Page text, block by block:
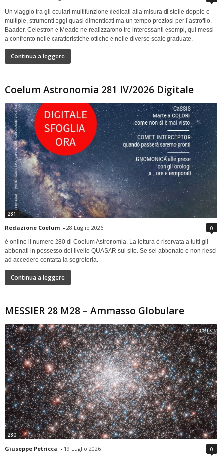
Un viaggio tra gli oculari multifunzione dedicati alla misura di stelle doppie e
multiple, strumenti oggi quasi dimenticati ma un tempo preziosi per l’astrofilo.
Baader, Celestron e Meade ne realizzarono tre interessanti esempi, qui messi
a confronto nelle caratteristiche ottiche e nelle diverse scale graduate.
Continua a leggere
Coelum Astronomia 281 IV/2026 Digitale
281
Redazione Coelum - 28 Luglio 2026 0
è online il numero 280 di Coelum Astronomia. La lettura è riservata a tutti gli
abbonati in possesso del livello QUASAR sul sito. Se sei abbonato e non riesci
ad accedere contatta la segreteria.
Continua a leggere
MESSIER 28 M28 – Ammasso Globulare
280
Giuseppe Petricca - 19 Luglio 2026 0